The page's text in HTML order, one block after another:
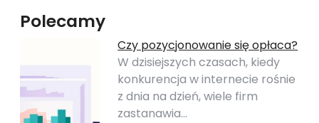
Polecamy
Czy pozycjonowanie się opłaca?
W dzisiejszych czasach, kiedy
konkurencja w internecie rośnie
z dnia na dzień, wiele firm
zastanawia…